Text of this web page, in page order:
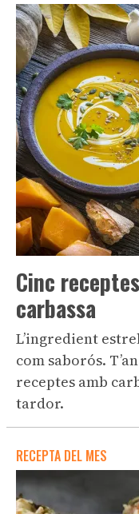
Cinc
carbassa
L’ingredient
com saborós.
receptes amb
tardor.
RECEPTA DEL MES